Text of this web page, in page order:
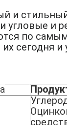
и
угловые и
по
сегодня и